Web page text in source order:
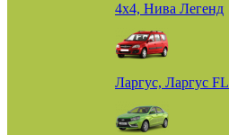
4х4, Нива Легенд
Ларгус, Ларгус FL